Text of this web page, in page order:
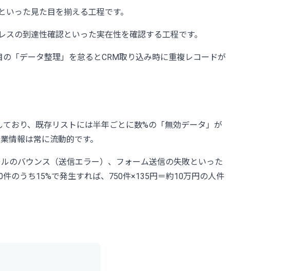
った見た目を揃える工程です。
の到達性確認といった実在性を確認する工程です。
「データ整理」を怠るとCRM取り込み時に重複レコードが
おり、既存リストには半年ごとに数%の「無効データ」が
情報は常に流動的です。
のバウンス（送信エラー）、フォーム送信の失敗といった
のうち15%で発生すれば、750件×135円＝約10万円の人件